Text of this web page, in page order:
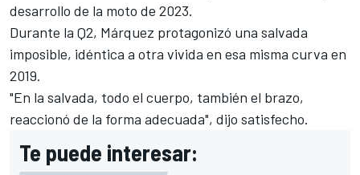
desarrollo de la moto de 2023.
Durante la Q2, Márquez protagonizó una salvada
imposible, idéntica a otra vivida en esa misma curva en
2019.
"En la salvada, todo el cuerpo, también el brazo,
reaccionó de la forma adecuada", dijo satisfecho.
Te puede interesar: